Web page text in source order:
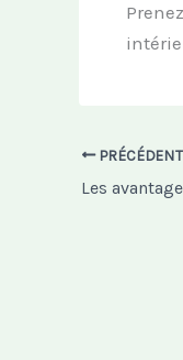
PRÉCÉDENT
Les